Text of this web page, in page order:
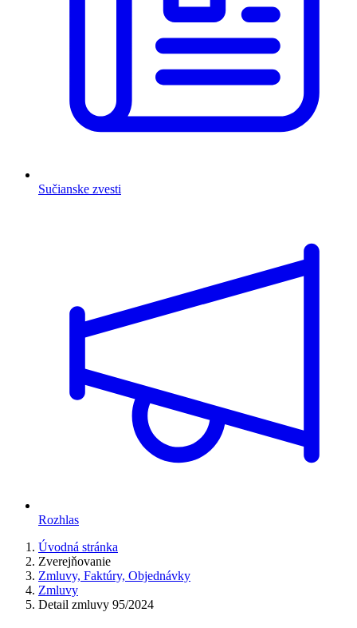
Sučianske zvesti
Rozhlas
Úvodná stránka
Zverejňovanie
Zmluvy, Faktúry, Objednávky
Zmluvy
Detail zmluvy 95/2024